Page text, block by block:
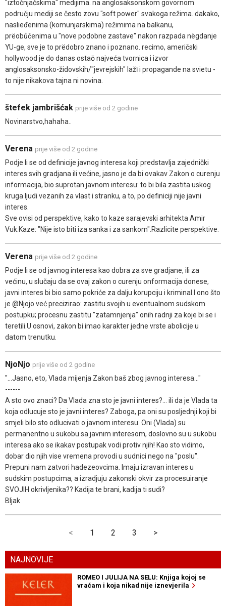
"iztočnjačskima" medijima. na anglosaksonskom govornom
području mediji se često zovu "soft power" svakoga režima. dakako,
naslieđenima (komunjarskima) režimima na balkanu,
prëobůčenima u "nove podobne zastave" nakon razpada nëgdanje
YU-ge, sve je to prëdobro znano i poznano. recimo, američski
hollywood je do danas ostaō najveća tvornica i izvor
anglosaksonsko-židovskih/"jevrejskih" lažī i propagande na svietu -
to nije nikakova tajna ni novina.
štefek jambrišćak prije više od 2 godine
Novinarstvo,hahaha..
Verena prije više od 2 godine
Podje li se od definicije javnog interesa koji predstavlja zajednički
interes svih gradjana ili većine, jasno je da bi ovakav Zakon o curenju
informacija, bio suprotan javnom interesu: to bi bila zastita uskog
kruga ljudi vezanih za vlast i stranku, a to, po definiciji nije javni
interes.
Sve ovisi od perspektive, kako to kaze sarajevski arhitekta Amir
Vuk.Kaze: "Nije isto biti iza sanka i za sankom".Razlicite perspektive.
Verena prije više od 2 godine
Podje li se od javnog interesa kao dobra za sve gradjane, ili za
većinu, u slučaju da se ovaj zakon o curenju onformacija donese,
javni interes bi bio samo pokriće za dalju korupciju i kriminal.I ono što
je @Njojo već precizirao: zastitu svojih u eventualnom sudskom
postupku; procesnu zastitu "zatamnjenja" onih radnji za koje bi se i
teretili.U osnovi, zakon bi imao karakter jedne vrste abolicije u
datom trenutku.
NjoNjo prije više od 2 godine
"...Jasno, eto, Vlada mijenja Zakon baš zbog javnog interesa..."
------
A sto ovo znaci? Da Vlada zna sto je javni interes?... ili da je Vlada ta
koja odlucuje sto je javni interes? Zaboga, pa oni su posljednji koji bi
smjeli bilo sto odlucivati o javnom interesu. Oni (Vlada) su
permanentno u sukobu sa javnim interesom, doslovno su u sukobu
interesa ako se ikakav postupak vodi protiv njih! Kao sto vidimo,
dobar dio njih vise vremena provodi u sudnici nego na "poslu".
Prepuni nam zatvori hadezeovcima. Imaju izravan interes u
sudskim postupcima, a izradjuju zakonski okvir za procesuiranje
SVOJIH okrivljenika?? Kadija te brani, kadija ti sudi?
Bljak
< 1 2 3 >
NAJNOVIJE
ROMEO I JULIJA NA SELU: Knjiga kojoj se
vraćam i koja nikad nije iznevjerila